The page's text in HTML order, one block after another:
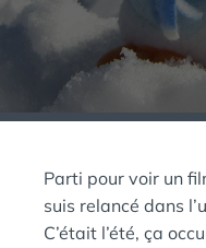
L
:
Parti pour voir un
suis relancé dans
C’était l’été, ça